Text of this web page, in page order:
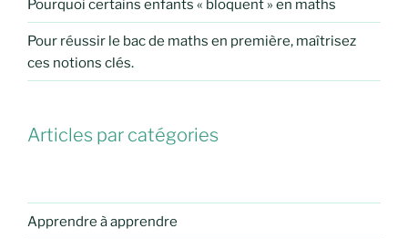
Pourquoi certains enfants « bloquent » en maths
Pour réussir le bac de maths en première, maîtrisez
ces notions clés.
Articles par catégories
Apprendre à apprendre